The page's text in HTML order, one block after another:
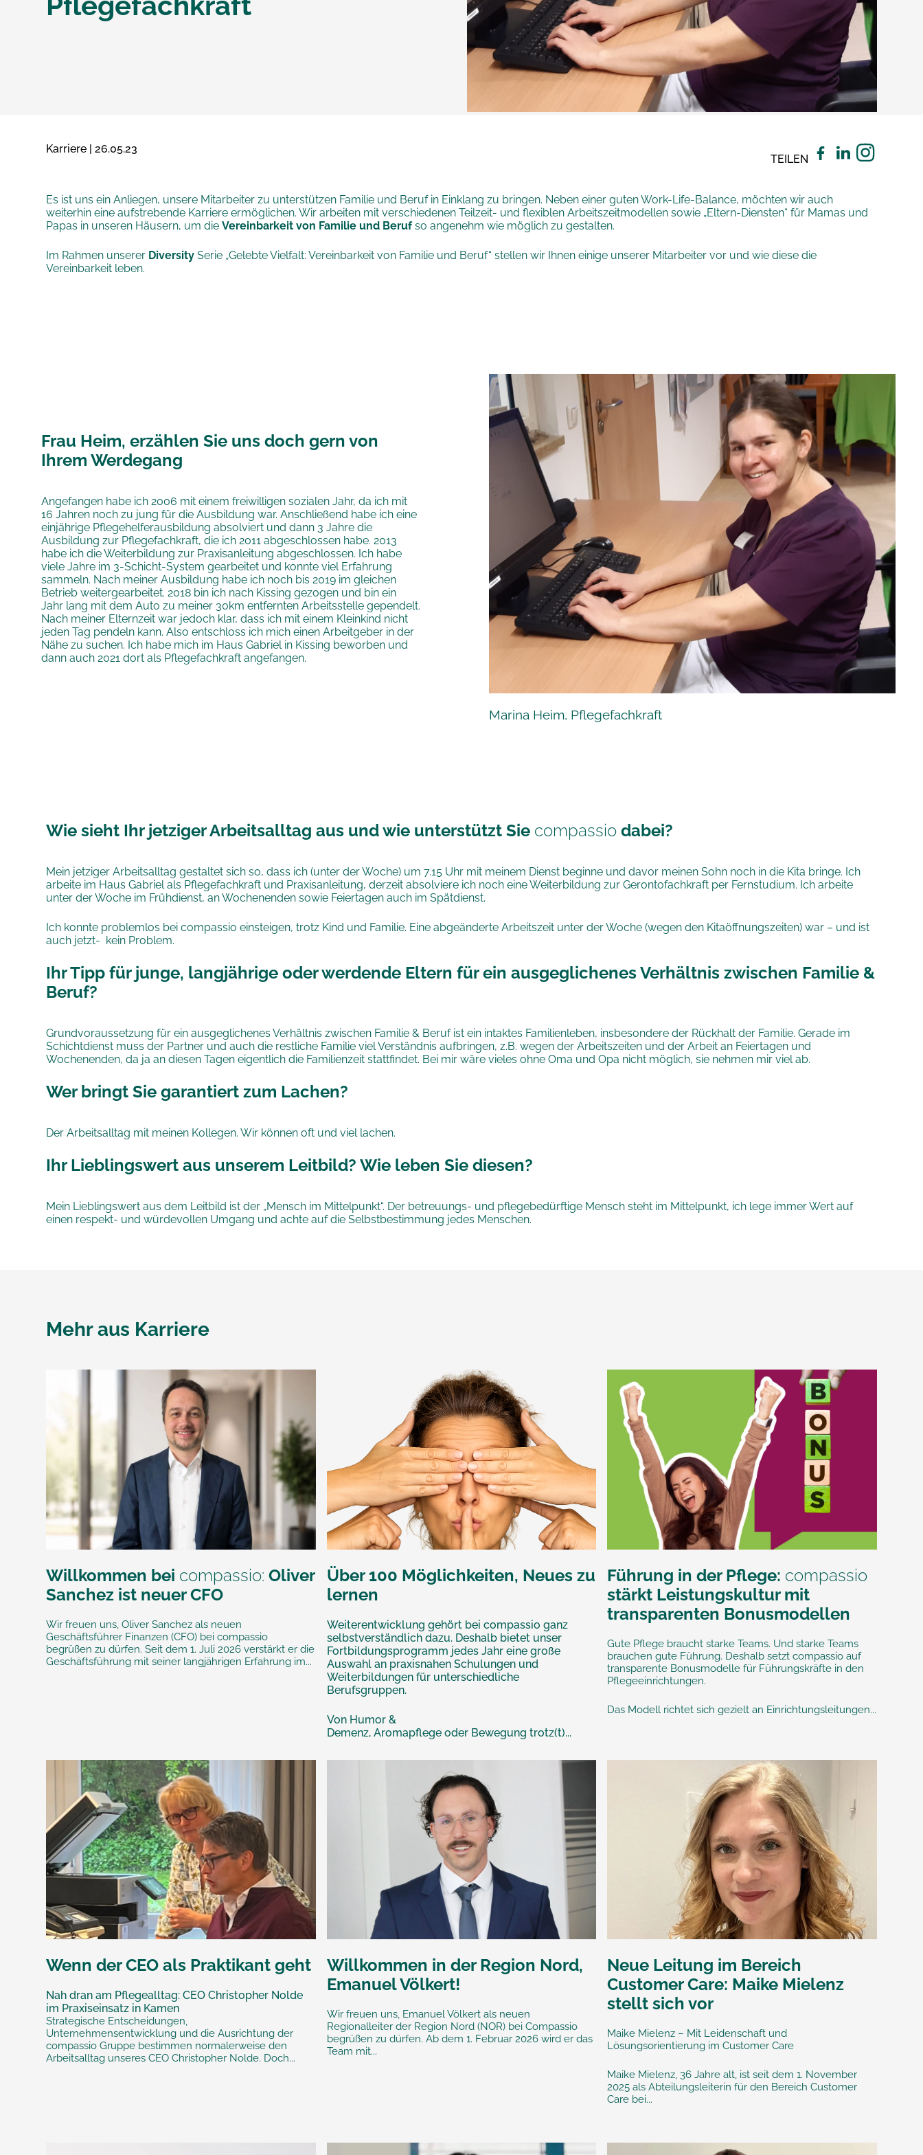
Karriere | 26.05.23
TEILEN
Es ist uns ein Anliegen, unsere Mitarbeiter zu unterstützen Familie und Beruf in Einklang zu bringen. Neben einer guten Work-Life-Balance, möchten wir auch
weiterhin eine aufstrebende Karriere ermöglichen. Wir arbeiten mit verschiedenen Teilzeit- und flexiblen Arbeitszeitmodellen sowie „Eltern-Diensten“ für Mamas und
Papas in unseren Häusern, um dieVereinbarkeit von Familie und Berufso angenehm wie möglich zu gestalten.
Im Rahmen unserer Diversity Serie „Gelebte Vielfalt: Vereinbarkeit von Familie und Beruf“ stellen wir Ihnen einige unserer Mitarbeiter vor und wie diese die
Vereinbarkeit leben.
Marina Heim, Pflegefachkraft
Frau Heim, erzählen Sie uns doch gern von
Ihrem Werdegang
Angefangen habe ich 2006 mit einem freiwilligen sozialen Jahr, da ich mit
16 Jahren noch zu jung für die Ausbildung war. Anschließend habe ich eine
einjährige Pflegehelferausbildung absolviert und dann 3 Jahre die
Ausbildung zur Pflegefachkraft, die ich 2011 abgeschlossen habe. 2013
habe ich die Weiterbildung zur Praxisanleitung abgeschlossen. Ich habe
viele Jahre im 3-Schicht-System gearbeitet und konnte viel Erfahrung
sammeln. Nach meiner Ausbildung habe ich noch bis 2019 im gleichen
Betrieb weitergearbeitet. 2018 bin ich nach Kissing gezogen und bin ein
Jahr lang mit dem Auto zu meiner 30km entfernten Arbeitsstelle gependelt.
Nach meiner Elternzeit war jedoch klar, dass ich mit einem Kleinkind nicht
jeden Tag pendeln kann. Also entschloss ich mich einen Arbeitgeber in der
Nähe zu suchen. Ich habe mich im Haus Gabriel in Kissing beworben und
dann auch 2021 dort als Pflegefachkraft angefangen.
Wie sieht Ihr jetziger Arbeitsalltag aus und wie unterstützt Sie compassio dabei?
Mein jetziger Arbeitsalltag gestaltet sich so, dass ich (unter der Woche) um 7.15 Uhr mit meinem Dienst beginne und davor meinen Sohn noch in die Kita bringe. Ich
arbeite im Haus Gabriel als Pflegefachkraft und Praxisanleitung, derzeit absolviere ich noch eine Weiterbildung zur Gerontofachkraft per Fernstudium. Ich arbeite
unter der Woche im Frühdienst, an Wochenenden sowie Feiertagen auch im Spätdienst.
Ich konnte problemlos bei compassio einsteigen, trotz Kind und Familie. Eine abgeänderte Arbeitszeit unter der Woche (wegen den Kitaöffnungszeiten) war – und ist
auch jetzt- kein Problem.
Ihr Tipp für junge, langjährige oder werdende Eltern für ein ausgeglichenes Verhältnis zwischen Familie &
Beruf?
Grundvoraussetzung für ein ausgeglichenes Verhältnis zwischen Familie & Beruf ist ein intaktes Familienleben, insbesondere der Rückhalt der Familie. Gerade im
Schichtdienst muss der Partner und auch die restliche Familie viel Verständnis aufbringen, z.B. wegen der Arbeitszeiten und der Arbeit an Feiertagen und
Wochenenden, da ja an diesen Tagen eigentlich die Familienzeit stattfindet. Bei mir wäre vieles ohne Oma und Opa nicht möglich, sie nehmen mir viel ab.
Wer bringt Sie garantiert zum Lachen?
Der Arbeitsalltag mit meinen Kollegen. Wir können oft und viel lachen.
Ihr Lieblingswert aus unserem Leitbild? Wie leben Sie diesen?
Mein Lieblingswert aus dem Leitbild ist der „Mensch im Mittelpunkt“. Der betreuungs- und pflegebedürftige Mensch steht im Mittelpunkt, ich lege immer Wert auf
einen respekt- und würdevollen Umgang und achte auf die Selbstbestimmung jedes Menschen.
Mehr aus Karriere
Willkommen bei compassio: Oliver
Sanchez ist neuer CFO
Wir freuen uns, Oliver Sanchez als neuen
Geschäftsführer Finanzen (CFO) bei compassio
begrüßen zu dürfen. Seit dem 1. Juli 2026 verstärkt er die
Geschäftsführung mit seiner langjährigen Erfahrung im...
Über 100 Möglichkeiten, Neues zu
lernen
Weiterentwicklung gehört bei compassio ganz
selbstverständlich dazu. Deshalb bietet unser
Fortbildungsprogramm jedes Jahr eine große
Auswahl an praxisnahen Schulungen und
Weiterbildungen für unterschiedliche
Berufsgruppen.
Von Humor &
Demenz, Aromapflege oder Bewegung trotz(t)...
Führung in der Pflege: compassio
stärkt Leistungskultur mit
transparenten Bonusmodellen
Gute Pflege braucht starke Teams. Und starke Teams
brauchen gute Führung. Deshalb setzt compassio auf
transparente Bonusmodelle für Führungskräfte in den
Pflegeeinrichtungen.
Das Modell richtet sich gezielt an Einrichtungsleitungen...
Wenn der CEO als Praktikant geht
Nah dran am Pflegealltag: CEO Christopher Nolde
im Praxiseinsatz in Kamen
Strategische Entscheidungen,
Unternehmensentwicklung und die Ausrichtung der
compassio Gruppe bestimmen normalerweise den
Arbeitsalltag unseres CEO Christopher Nolde. Doch...
Willkommen in der Region Nord,
Emanuel Völkert!
Wir freuen uns, Emanuel Völkert als neuen
Regionalleiter der Region Nord (NOR) bei Compassio
begrüßen zu dürfen. Ab dem 1. Februar 2026 wird er das
Team mit...
Neue Leitung im Bereich
Customer Care: Maike Mielenz
stellt sich vor
Maike Mielenz – Mit Leidenschaft und
Lösungsorientierung im Customer Care
Maike Mielenz, 36 Jahre alt, ist seit dem 1. November
2025 als Abteilungsleiterin für den Bereich Customer
Care bei...